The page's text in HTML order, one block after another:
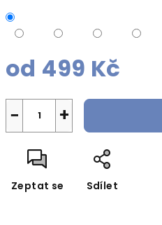
od 499 Kč
+
−
Zeptat se Sdílet